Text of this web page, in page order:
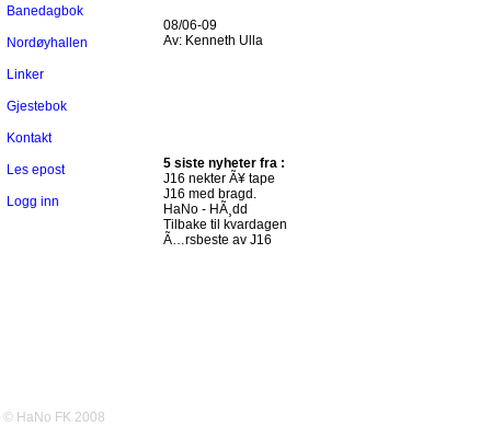
Banedagbok
Nordøyhallen
Linker
Gjestebok
Kontakt
Les epost
Logg inn
08/06-09
Av: Kenneth Ulla
5 siste nyheter fra :
J16 nekter Ã¥ tape
J16 med bragd.
HaNo - HÃ¸dd
Tilbake til kvardagen
Ã…rsbeste av J16
© HaNo FK 2008